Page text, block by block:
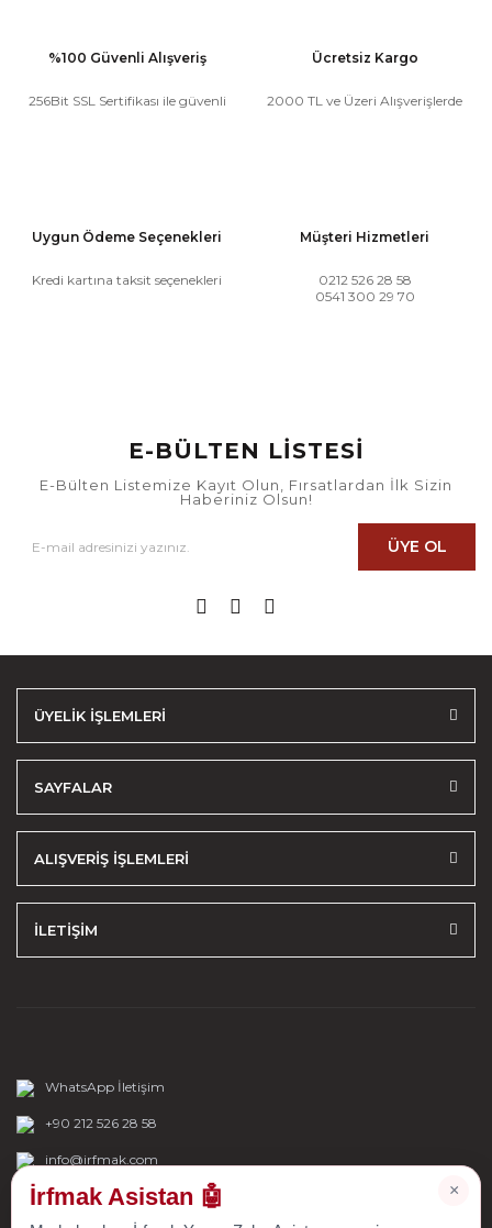
%100 Güvenli Alışveriş
256Bit SSL Sertifikası ile güvenli
Ücretsiz Kargo
2000 TL ve Üzeri Alışverişlerde
Uygun Ödeme Seçenekleri
Kredi kartına taksit seçenekleri
Müşteri Hizmetleri
0212 526 28 58
0541 300 29 70
E-BÜLTEN LİSTESİ
E-Bülten Listemize Kayıt Olun, Fırsatlardan İlk Sizin
Haberiniz Olsun!
ÜYE OL
ÜYELİK İŞLEMLERİ
SAYFALAR
ALIŞVERİŞ İŞLEMLERİ
İLETİŞİM
WhatsApp İletişim
+90 212 526 28 58
info@irfmak.com
×
İrfmak Asistan 🤖